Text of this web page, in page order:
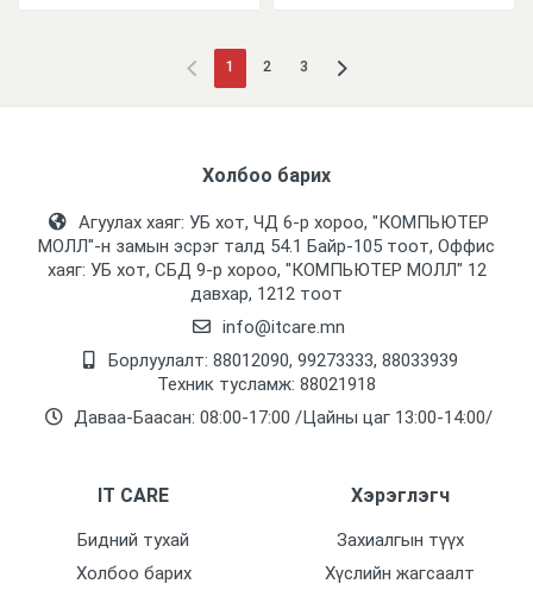
1 2 3
Холбоо барих
Агуулах хаяг: УБ хот, ЧД 6-р хороо, "КОМПЬЮТЕР
МОЛЛ᠌"-н замын эсрэг талд 54.1 Байр-105 тоот, Оффис
хаяг: УБ хот, СБД 9-р хороо, "КОМПЬЮТЕР МОЛЛ᠌" 12
давхар, 1212 тоот
info@itcare.mn
Борлуулалт: 88012090, 99273333, 88033939
Техник тусламж: 88021918
Даваа-Баасан: 08:00-17:00 /Цайны цаг 13:00-14:00/
IT CARE
Бидний тухай
Холбоо барих
Хэрэглэгч
Захиалгын түүх
Хүслийн жагсаалт